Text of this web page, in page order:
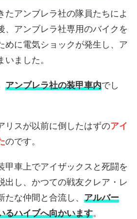
たアンブレラ社の隊員たちによ
、アンブレラ社専用のバイクを
めに電気ショックが発生し、ア
いました。
アンブレラ社の装甲車内でし
リスが以前に倒したはずのアイ
のです。
甲車上でアイザックスと死闘を
出し、かつての戦友クレア・レ
たな仲間と合流し、 アルバー
るハイブへ向かいます。